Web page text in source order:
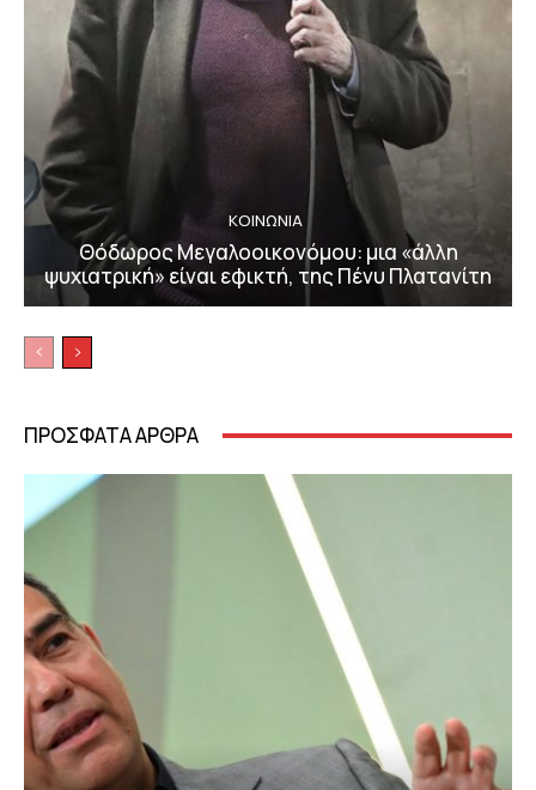
ΚΟΙΝΩΝΙΑ
Θόδωρος Μεγαλοοικονόμου: μια «άλλη
ψυχιατρική» είναι εφικτή, της Πένυ Πλατανίτη
ΠΡΟΣΦΑΤΑ ΑΡΘΡΑ